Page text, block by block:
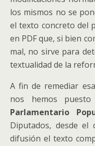
los mismos no se
el texto concreto del
en PDF que, si bien
mal, no sirve para
textualidad de la
A fin de remediar
nos hemos
Parlamentario
Diputados, desde
difusión el texto